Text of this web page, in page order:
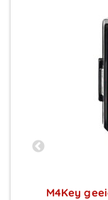
M4Key